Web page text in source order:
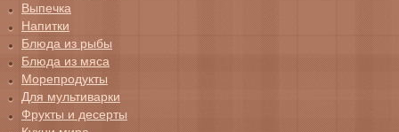
Выпечка
Напитки
Блюда из рыбы
Блюда из мяса
Морепродукты
Для мультиварки
Фрукты и десерты